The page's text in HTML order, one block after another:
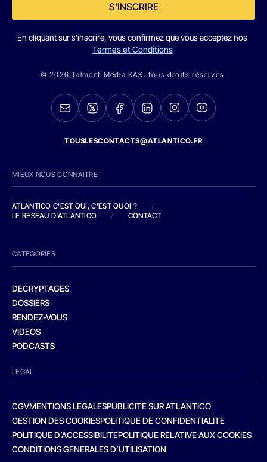
S'INSCRIRE
En cliquant sur s'inscrire, vous confirmez que vous acceptez nos
Termes et Conditions
© 2026 Talmont Media SAS. tous droits réservés.
TOUSLESCONTACTS@ATLANTICO.FR
MIEUX NOUS CONNAITRE
ATLANTICO C'EST QUI, C'EST QUOI ?
/
LE RESEAU D'ATLANTICO
/ CONTACT
CATEGORIES
DECRYPTAGES
DOSSIERS
RENDEZ-VOUS
VIDEOS
PODCASTS
LEGAL
CGVMENTIONS LEGALESPUBLICITE SUR ATLANTICO
GESTION DES COOKIESPOLITIQUE DE CONFIDENTIALITE
POLITIQUE D’ACCESSIBILITEPOLITIQUE RELATIVE AUX COOKIES
CONDITIONS GENERALES D’UTILISATION